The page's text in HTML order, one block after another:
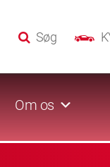
Søg
Om os